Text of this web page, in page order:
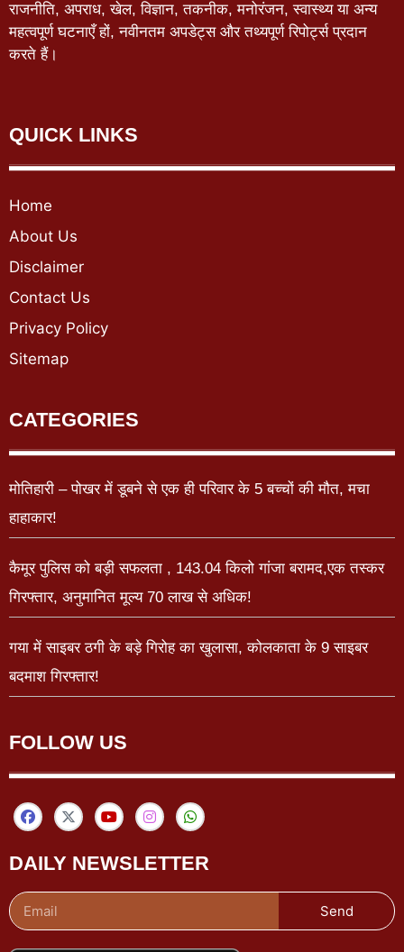
राजनीति, अपराध, खेल, विज्ञान, तकनीक, मनोरंजन, स्वास्थ्य या अन्य
महत्वपूर्ण घटनाएँ हों, नवीनतम अपडेट्स और तथ्यपूर्ण रिपोर्ट्स प्रदान
करते हैं।
QUICK LINKS
Home
About Us
Disclaimer
Contact Us
Privacy Policy
Sitemap
CATEGORIES
मोतिहारी – पोखर में डूबने से एक ही परिवार के 5 बच्चों की मौत, मचा
हाहाकार!
कैमूर पुलिस को बड़ी सफलता , 143.04 किलो गांजा बरामद,एक तस्कर
गिरफ्तार, अनुमानित मूल्य 70 लाख से अधिक!
गया में साइबर ठगी के बड़े गिरोह का खुलासा, कोलकाता के 9 साइबर
बदमाश गिरफ्तार!
FOLLOW US
DAILY NEWSLETTER
Send